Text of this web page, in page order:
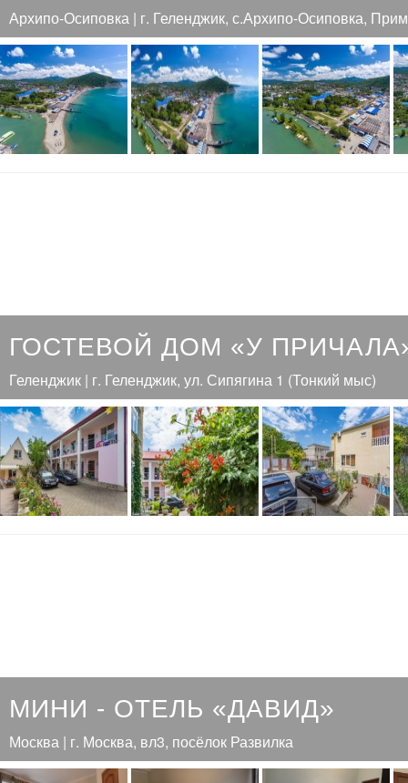
Архипо-Осиповка | г. Геленджик, с.Архипо-Осиповка,
ГОСТЕВОЙ ДОМ «У
Геленджик | г. Геленджик, ул. Сипягина 1 (Тонкий мыс)
МИНИ - ОТЕЛЬ «ДАВИД»
Москва | г. Москва, вл3, посёлок Развилка